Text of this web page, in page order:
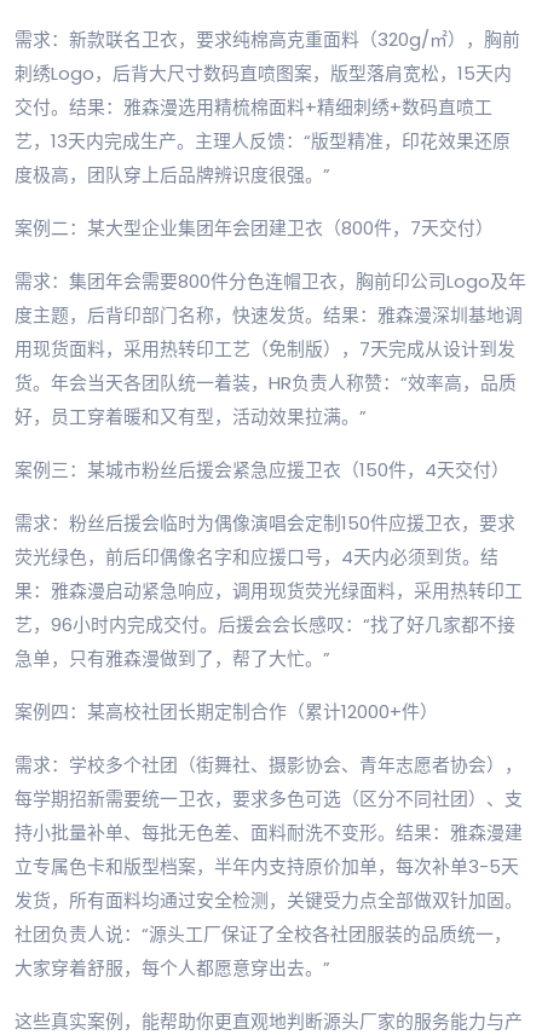
需求：新款联名卫衣，要求纯棉高克重面料（320g/㎡），胸前
刺绣Logo，后背大尺寸数码直喷图案，版型落肩宽松，15天内
交付。结果：雅森漫选用精梳棉面料+精细刺绣+数码直喷工
艺，13天内完成生产。主理人反馈：“版型精准，印花效果还原
度极高，团队穿上后品牌辨识度很强。”
案例二：某大型企业集团年会团建卫衣（800件，7天交付）
需求：集团年会需要800件分色连帽卫衣，胸前印公司Logo及年
度主题，后背印部门名称，快速发货。结果：雅森漫深圳基地调
用现货面料，采用热转印工艺（免制版），7天完成从设计到发
货。年会当天各团队统一着装，HR负责人称赞：“效率高，品质
好，员工穿着暖和又有型，活动效果拉满。”
案例三：某城市粉丝后援会紧急应援卫衣（150件，4天交付）
需求：粉丝后援会临时为偶像演唱会定制150件应援卫衣，要求
荧光绿色，前后印偶像名字和应援口号，4天内必须到货。结
果：雅森漫启动紧急响应，调用现货荧光绿面料，采用热转印工
艺，96小时内完成交付。后援会会长感叹：“找了好几家都不接
急单，只有雅森漫做到了，帮了大忙。”
案例四：某高校社团长期定制合作（累计12000+件）
需求：学校多个社团（街舞社、摄影协会、青年志愿者协会），
每学期招新需要统一卫衣，要求多色可选（区分不同社团）、支
持小批量补单、每批无色差、面料耐洗不变形。结果：雅森漫建
立专属色卡和版型档案，半年内支持原价加单，每次补单3-5天
发货，所有面料均通过安全检测，关键受力点全部做双针加固。
社团负责人说：“源头工厂保证了全校各社团服装的品质统一，
大家穿着舒服，每个人都愿意穿出去。”
这些真实案例，能帮助你更直观地判断源头厂家的服务能力与产